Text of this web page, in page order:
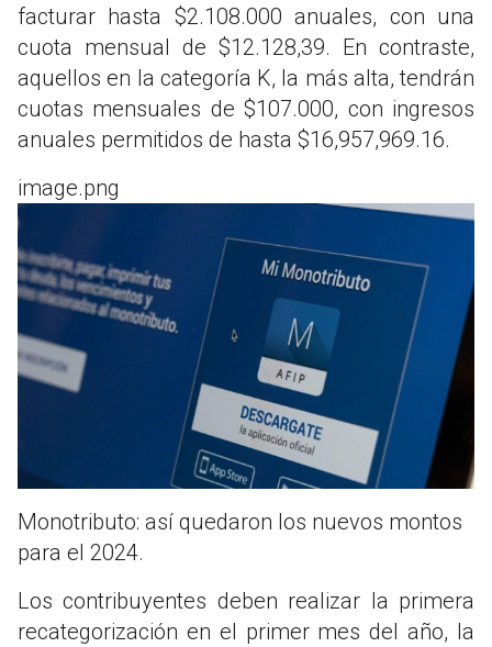
facturar hasta $2.108.000 anuales, con una
cuota mensual de $12.128,39. En contraste,
aquellos en la categoría K, la más alta, tendrán
cuotas mensuales de $107.000, con ingresos
anuales permitidos de hasta $16,957,969.16.
image.png
Monotributo: así quedaron los nuevos montos
para el 2024.
Los contribuyentes deben realizar la primera
recategorización en el primer mes del año, la